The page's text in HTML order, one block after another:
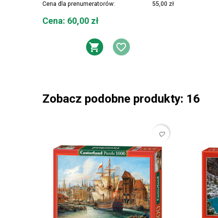
Cena dla prenumeratorów: 55,00 zł
Cena
Cena: 60,00 zł
DODAJ DO KOSZYKA
DODAJ DO
Zobacz podobne produkty: 16
favorite_border